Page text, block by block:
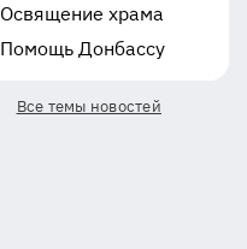
Освящение храма
Помощь Донбассу
Все темы новостей